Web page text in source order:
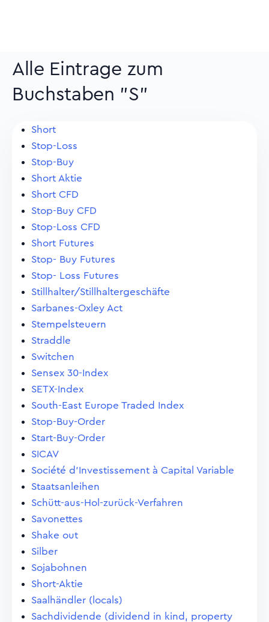
Alle Eintrage zum
Buchstaben "S"
Short
Stop-Loss
Stop-Buy
Short Aktie
Short CFD
Stop-Buy CFD
Stop-Loss CFD
Short Futures
Stop- Buy Futures
Stop- Loss Futures
Stillhalter/Stillhaltergeschäfte
Sarbanes-Oxley Act
Stempelsteuern
Straddle
Switchen
Sensex 30-Index
SETX-Index
South-East Europe Traded Index
Stop-Buy-Order
Start-Buy-Order
SICAV
Société d'Investissement à Capital Variable
Staatsanleihen
Schütt-aus-Hol-zurück-Verfahren
Savonettes
Shake out
Silber
Sojabohnen
Short-Aktie
Saalhändler (locals)
Sachdividende (dividend in kind, property